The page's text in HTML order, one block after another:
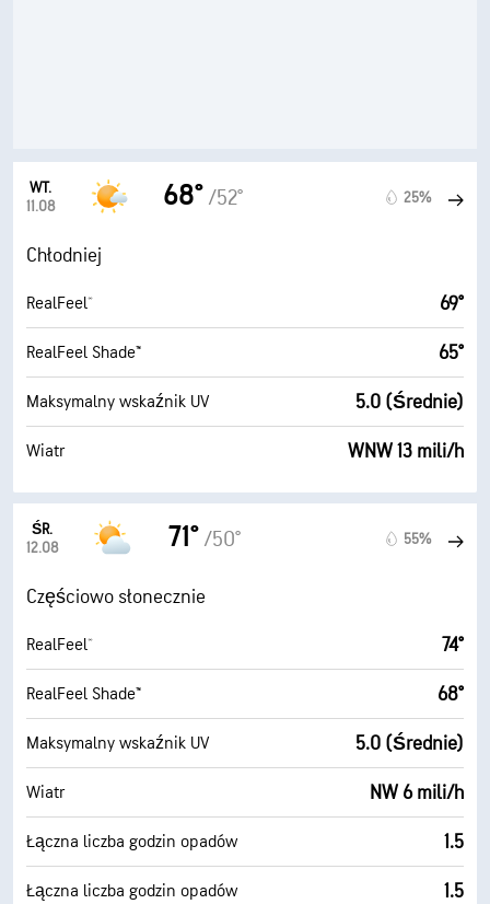
WT.
11.08
68° /52° 25%
Chłodniej
RealFeel® 69°
RealFeel Shade™ 65°
Maksymalny wskaźnik UV 5.0 (Średnie)
Wiatr WNW 13 mili/h
ŚR.
12.08
71° /50° 55%
Częściowo słonecznie
RealFeel® 74°
RealFeel Shade™ 68°
Maksymalny wskaźnik UV 5.0 (Średnie)
Wiatr NW 6 mili/h
Łączna liczba godzin opadów 1.5
Łączna liczba godzin opadów 1.5